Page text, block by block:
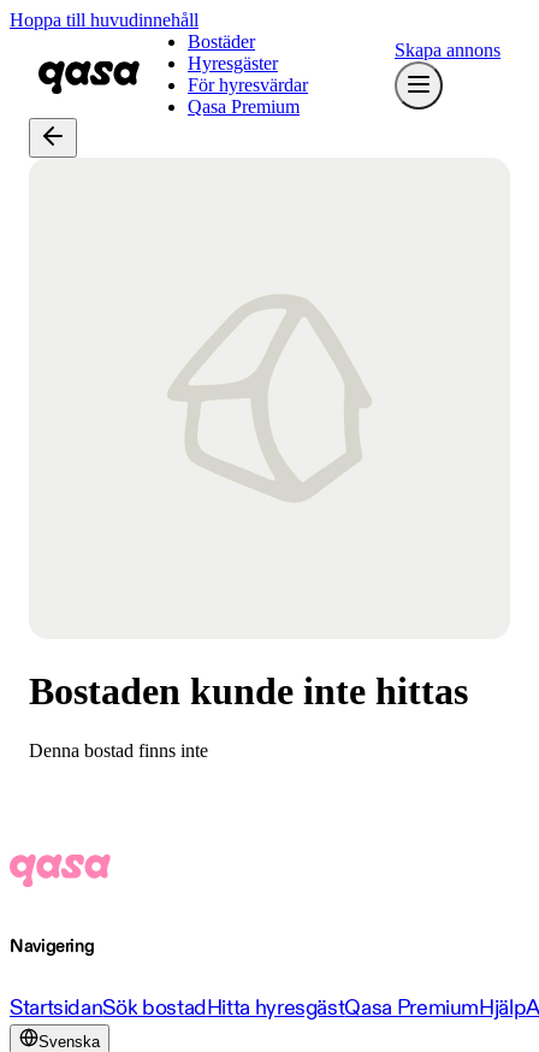
Hoppa till huvudinnehåll
Bostäder
Hyresgäster
För hyresvärdar
Qasa Premium
Skapa annons
Bostaden kunde inte hittas
Denna bostad finns inte
Navigering
StartsidanSök bostadHitta hyresgästQasa PremiumHjälp
Svenska